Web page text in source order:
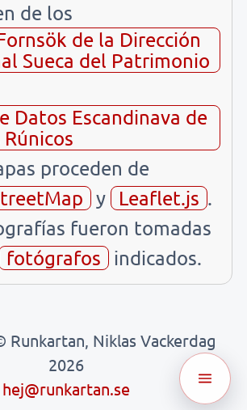
de los
de la Dirección
Sueca del Patrimonio
Datos Escandinava de
proceden de
y Leaflet.js .
fueron tomadas
fotógrafos indicados.
Niklas Vackerdag
2026
hej@runkartan.se